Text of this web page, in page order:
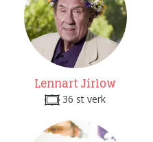
Lennart Jirlow
36 st verk